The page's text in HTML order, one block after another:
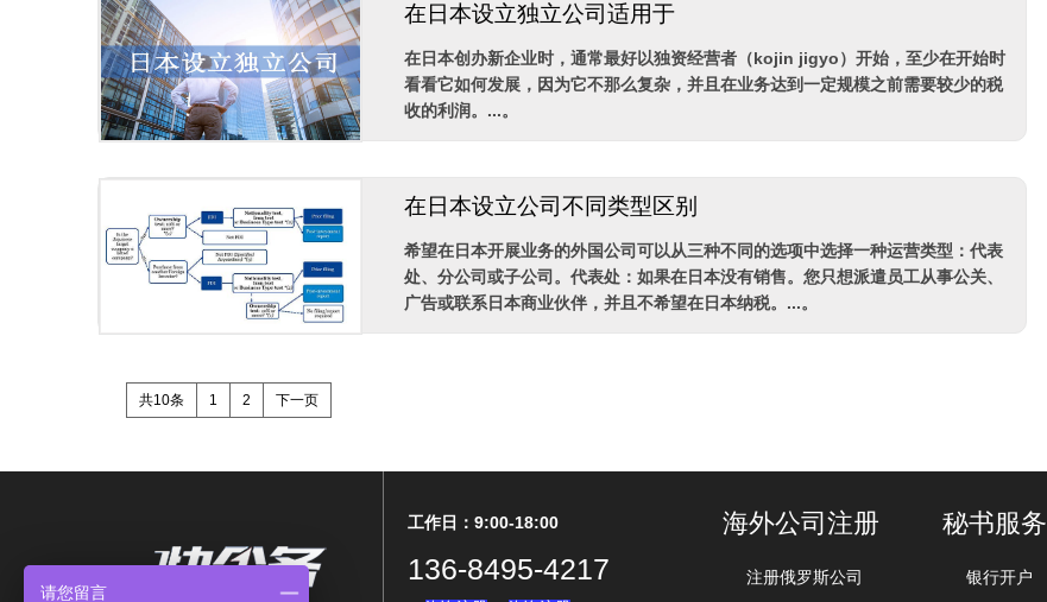
在日本设立独立公司适用于
在日本创办新企业时，通常最好以独资经营者（kojin jigyo）开始，至少在开始时
看看它如何发展，因为它不那么复杂，并且在业务达到一定规模之前需要较少的税
收的利润。...。
在日本设立公司不同类型区别
希望在日本开展业务的外国公司可以从三种不同的选项中选择一种运营类型：代表
处、分公司或子公司。代表处：如果在日本没有销售。您只想派遣员工从事公关、
广告或联系日本商业伙伴，并且不希望在日本纳税。...。
共10条 1 2 下一页
工作日：9:00-18:00
136-8495-4217
海外公司注册
注册俄罗斯公司
秘书服务
银行开户
请您留言